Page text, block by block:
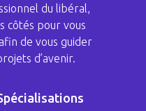
du libéral,
côtés pour vous
de vous guider
d’avenir.